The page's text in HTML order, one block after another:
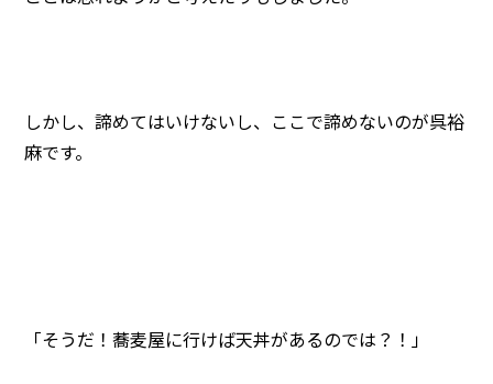
しかし、諦めてはいけないし、ここで諦めないのが呉裕
麻です。
「そうだ！蕎麦屋に行けば天丼があるのでは？！」